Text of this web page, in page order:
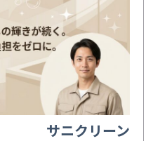
サニクリーン